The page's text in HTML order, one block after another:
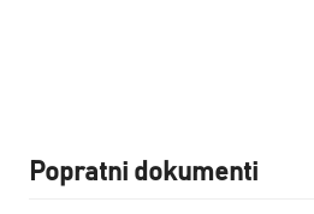
Popratni dokumenti